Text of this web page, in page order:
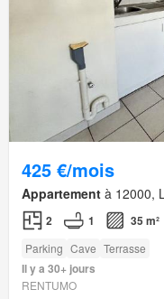
425 €/mois
Appartement à 12000,
2 1 35 m²
Parking Cave Terrasse
Il y a 30+ jours
RENTUMO